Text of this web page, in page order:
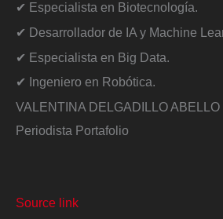
✔ Especialista en Biotecnología.
✔ Desarrollador de IA y Machine
✔ Especialista en Big Data.
✔ Ingeniero en Robótica.
VALENTINA DELGADILLO ABELLO
Periodista Portafolio
Source link